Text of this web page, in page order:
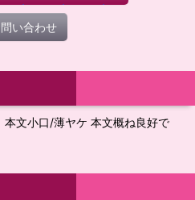
い合わせ
文小口/薄ヤケ 本文概ね良好で